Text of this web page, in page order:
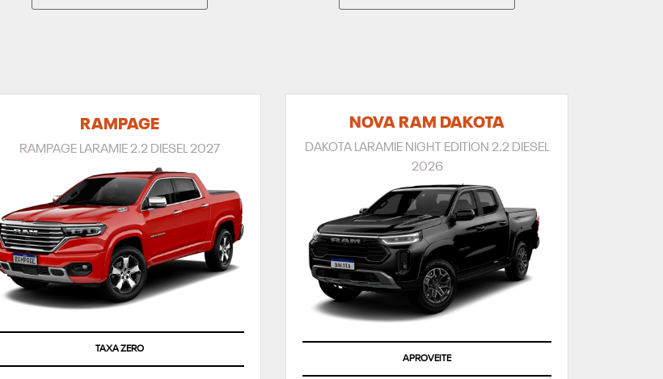
RAMPAGE
RAMPAGE LARAMIE 2.2 DIESEL 2027
SUPERVALORIZAÇÃO DO SEU SEMINOVO OU TAXA ZERO
NOVA RAM DAKOTA
DAKOTA LARAMIE NIGHT EDITION 2.2 DIESEL
2026
APROVEITE